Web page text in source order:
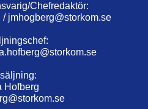
Chefredaktör:
/ jmhogberg@storkom.se
Hofberg